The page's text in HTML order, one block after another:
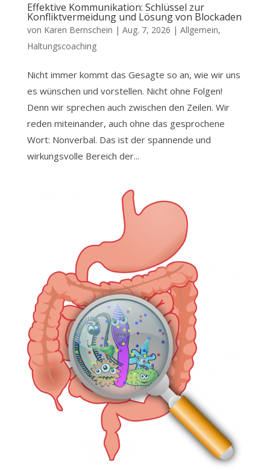
Effektive Kommunikation: Schlüssel zur
Konfliktvermeidung und Lösung von Blockaden
von Karen Bernschein | Aug. 7, 2026 | Allgemein,
Haltungscoaching
Nicht immer kommt das Gesagte so an, wie wir uns
es wünschen und vorstellen. Nicht ohne Folgen!
Denn wir sprechen auch zwischen den Zeilen. Wir
reden miteinander, auch ohne das gesprochene
Wort: Nonverbal. Das ist der spannende und
wirkungsvolle Bereich der...